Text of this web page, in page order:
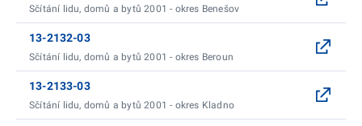
Sčítání lidu, domů a bytů 2001 - okres Benešov
13-2132-03
Sčítání lidu, domů a bytů 2001 - okres Beroun
13-2133-03
Sčítání lidu, domů a bytů 2001 - okres Kladno